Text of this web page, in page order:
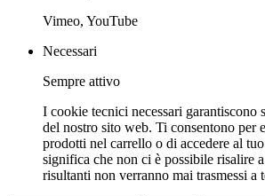
Vimeo, YouTube
Necessari
Sempre attivo
I cookie tecnici necessari garantiscono
del nostro sito web. Ti consentono per
prodotti nel carrello o di accedere al
significa che non ci è possibile risalire
risultanti non verranno mai trasmessi a